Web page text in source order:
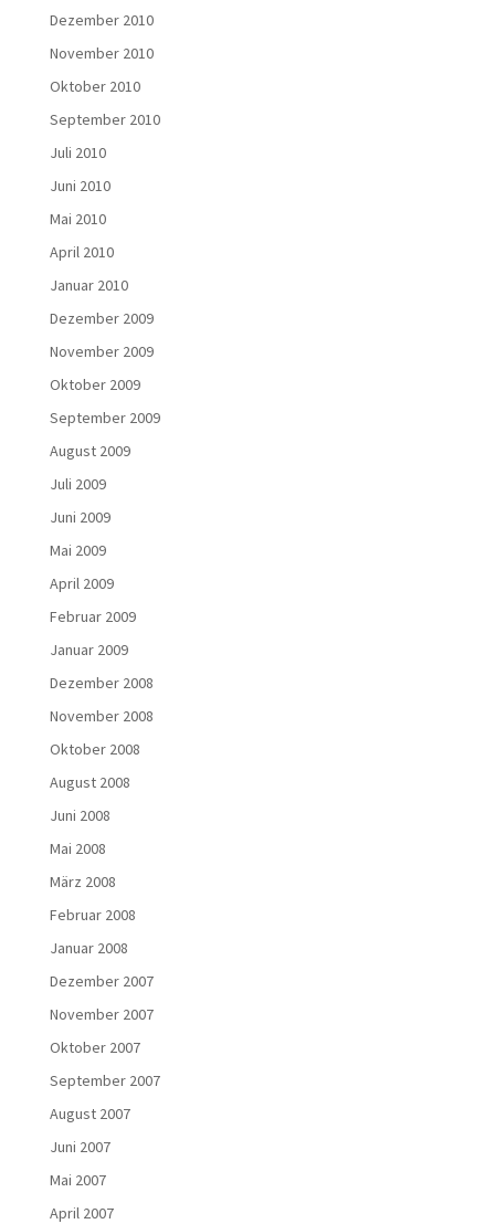
Dezember 2010
November 2010
Oktober 2010
September 2010
Juli 2010
Juni 2010
Mai 2010
April 2010
Januar 2010
Dezember 2009
November 2009
Oktober 2009
September 2009
August 2009
Juli 2009
Juni 2009
Mai 2009
April 2009
Februar 2009
Januar 2009
Dezember 2008
November 2008
Oktober 2008
August 2008
Juni 2008
Mai 2008
März 2008
Februar 2008
Januar 2008
Dezember 2007
November 2007
Oktober 2007
September 2007
August 2007
Juni 2007
Mai 2007
April 2007